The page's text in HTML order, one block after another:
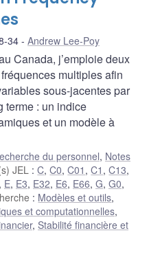
34 Andrew Lee-Poy
Canada, j’emploie deux
multiples afin
sous-jacentes par
terme : un indice
et un modèle à
du personnel, Notes
JEL :C,C0,C01 ,C1 ,C13,
, E, E3, E32, E6, E66, G, G0,
: Modèles et outils,
et computationnelles,
, Stabilité financière et